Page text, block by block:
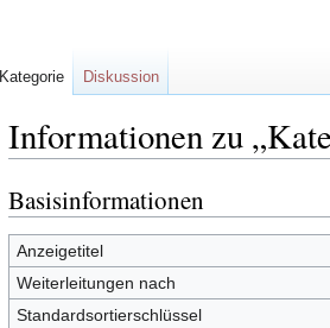
Informationen zu
Zur
Navigation
springen
Zur
Suche
springen
Basisinformationen
Anzeigetitel
Weiterleitungen nach
Standardsortierschlüssel
Kategorie Diskussion